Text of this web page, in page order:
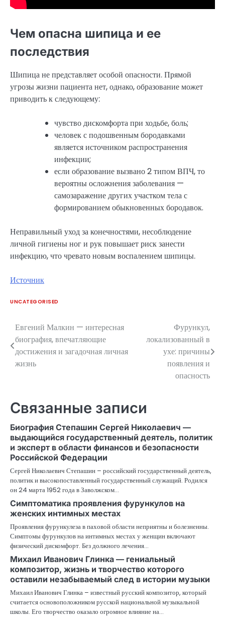
Чем опасна шипица и ее
последствия
Шипица не представляет особой опасности. Прямой
угрозы жизни пациента нет, однако, образование может
приводить к следующему:
чувство дискомфорта при ходьбе, боль;
человек с подошвенным бородавками
является источником распространения
инфекции;
если образование вызвано 2 типом ВПЧ, то
вероятны осложнения заболевания —
самозаражение других участком тела с
формированием обыкновенных бородавок.
Неправильный уход за конечностями, несоблюдение
личной гигиены ног и рук повышает риск занести
инфекцию, что чревато новым воспалением шипицы.
Источник
UNCATEGORISED
Навигация
по
записям
Евгений Малкин — интересная
биография, впечатляющие
достижения и загадочная личная
жизнь
Фурункул,
локализованный в
ухе: причины
появления и
опасность
Связанные записи
Биография Степашин Сергей Николаевич —
выдающийся государственный деятель, политик
и эксперт в области финансов и безопасности
Российской Федерации
Сергей Николаевич Степашин – российский государственный деятель,
политик и высокопоставленный государственный служащий. Родился
он 24 марта 1952 года в Заволжском…
Симптоматика проявления фурункулов на
женских интимных местах
Проявления фурункулеза в паховой области неприятны и болезненны.
Симптомы фурункулов на интимных местах у женщин включают
физический дискомфорт. Без должного лечения…
Михаил Иванович Глинка — гениальный
композитор, жизнь и творчество которого
оставили незабываемый след в истории музыки
Михаил Иванович Глинка – известный русский композитор, который
считается основоположником русской национальной музыкальной
школы. Его творчество оказало огромное влияние на…